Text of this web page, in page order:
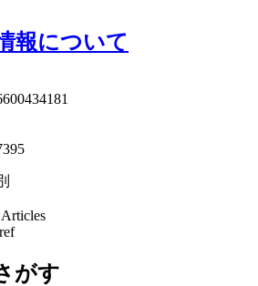
報について
がす